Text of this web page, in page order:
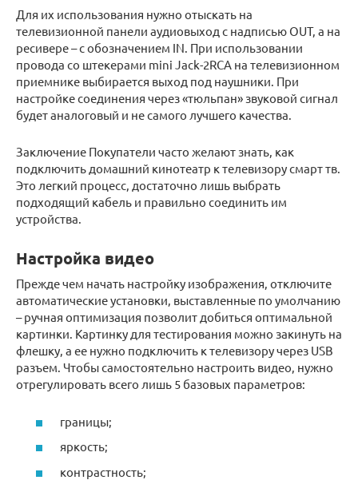
Для их использования нужно отыскать на
телевизионной панели аудиовыход с надписью OUT, а на
ресивере – с обозначением IN. При использовании
провода со штекерами mini Jack-2RCA на телевизионном
приемнике выбирается выход под наушники. При
настройке соединения через «тюльпан» звуковой сигнал
будет аналоговый и не самого лучшего качества.
Заключение Покупатели часто желают знать, как
подключить домашний кинотеатр к телевизору смарт тв.
Это легкий процесс, достаточно лишь выбрать
подходящий кабель и правильно соединить им
устройства.
Настройка видео
Прежде чем начать настройку изображения, отключите
автоматические установки, выставленные по умолчанию
– ручная оптимизация позволит добиться оптимальной
картинки. Картинку для тестирования можно закинуть на
флешку, а ее нужно подключить к телевизору через USB
разъем. Чтобы самостоятельно настроить видео, нужно
отрегулировать всего лишь 5 базовых параметров:
границы;
яркость;
контрастность;